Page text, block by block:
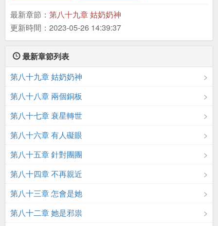
最新章節： 第八十九章 姑奶奶神
更新時間：2023-05-26 14:39:37
最新章節列表
第八十九章 姑奶奶神
第八十八章 兩個銅板
第八十七章 衰星轉世
第八十六章 有人礙眼
第八十五章 針對團團
第八十四章 不再親近
第八十三章 怎會是她
第八十二章 她是邪祟